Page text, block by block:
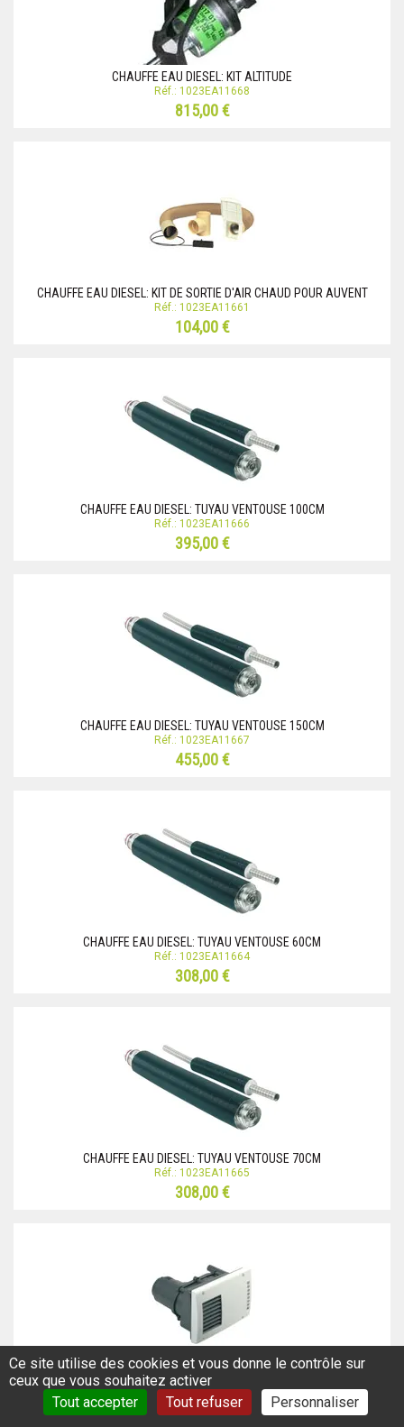
CHAUFFE EAU DIESEL: KIT ALTITUDE
Réf.: 1023EA11668
815,00 €
CHAUFFE EAU DIESEL: KIT DE SORTIE D'AIR CHAUD POUR AUVENT
Réf.: 1023EA11661
104,00 €
CHAUFFE EAU DIESEL: TUYAU VENTOUSE 100CM
Réf.: 1023EA11666
395,00 €
CHAUFFE EAU DIESEL: TUYAU VENTOUSE 150CM
Réf.: 1023EA11667
455,00 €
CHAUFFE EAU DIESEL: TUYAU VENTOUSE 60CM
Réf.: 1023EA11664
308,00 €
CHAUFFE EAU DIESEL: TUYAU VENTOUSE 70CM
Réf.: 1023EA11665
308,00 €
CHAUFFE EAU DIESEL: VENTOUSE COMBI D
Réf.: 1023EA11663
407,00 €
Ce site utilise des cookies et vous donne le contrôle sur
ceux que vous souhaitez activer
Tout accepter
Tout refuser Personnaliser